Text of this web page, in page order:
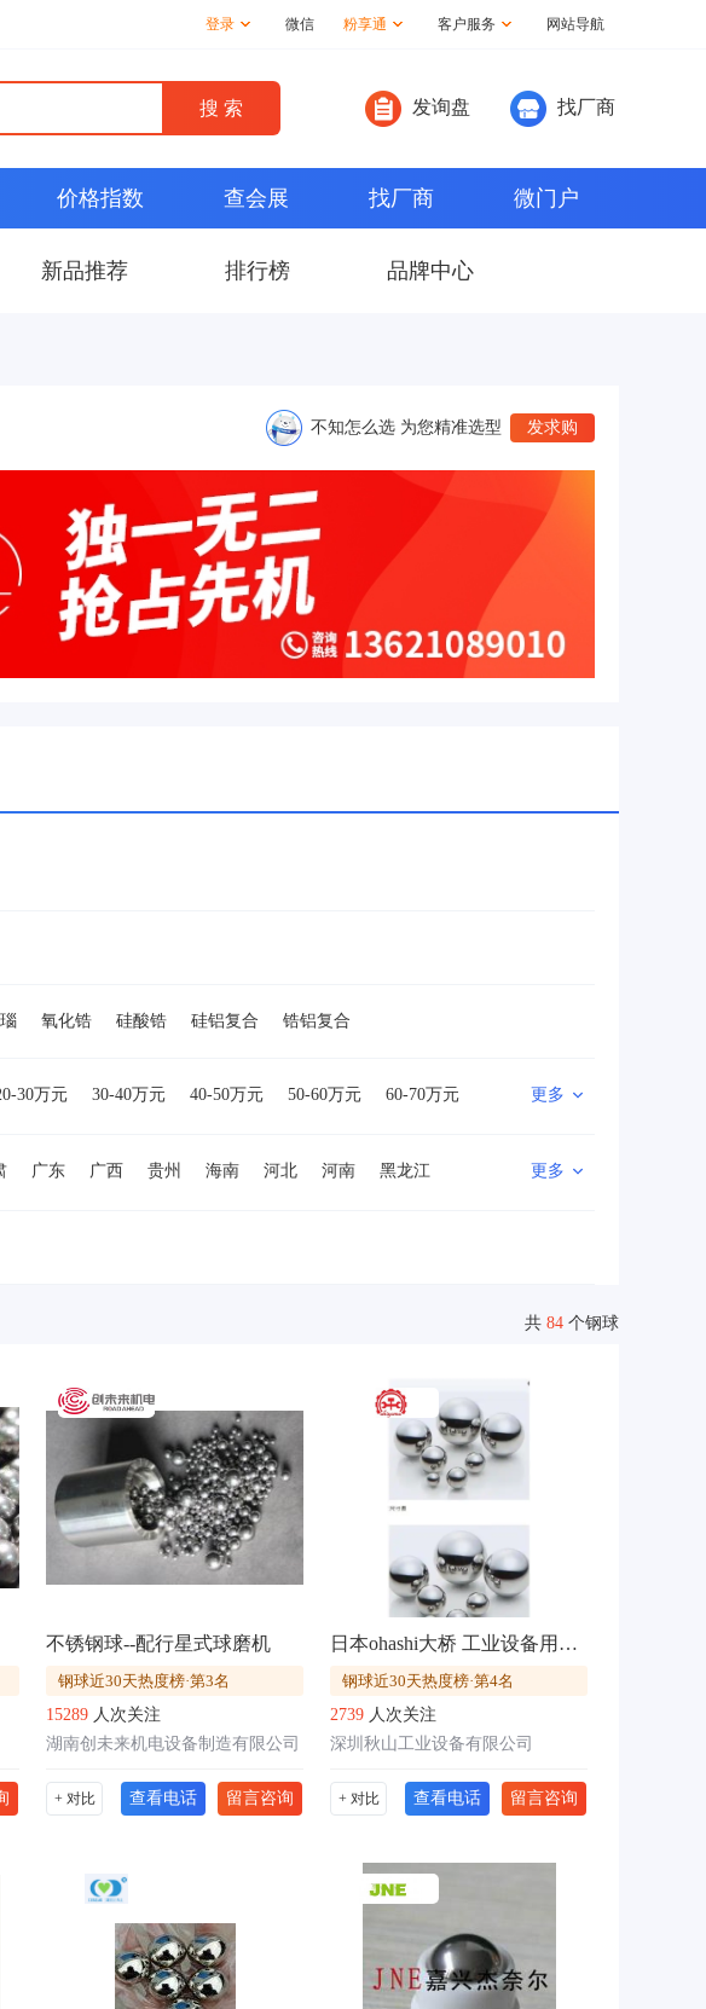
登录 微信 粉享通 客户服务 网站导航
发询盘 找厂商
价格指数 查会展 找厂商 微门户
新品推荐 排行榜 品牌中心
不知怎么选 为您精准选型 发求购
氧化锆 硅酸锆 硅铝复合 锆铝复合
30万元 30-40万元 40-50万元 50-60万元
60-70万元
更多
广东 广西 贵州 海南 河北 河南
黑龙江
更多
共 84 个钢球
不锈钢球--配行星式球磨机
钢球近30天热度榜·第3名
15289 人次关注
湖南创未来机电设备制造有限公司
+ 对比 查看电话 留言咨询
日本ohashi大桥 工业设备用碳钢球SUJ-2
钢球近30天热度榜·第4名
2739 人次关注
深圳秋山工业设备有限公司
+ 对比 查看电话 留言咨询